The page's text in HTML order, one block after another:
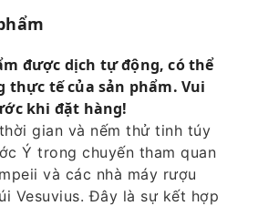
trình sản xuất rượu vang.
khung cảnh Vịnh Naples
nho xung quanh.
thêm tour tham quan có
tại Pompeii và vé ưu tiên
hàng.
được dịch tự động, có thể
thực tế của sản phẩm. Vui
khi đặt hàng!
gian và nếm thử tinh túy
Ý trong chuyến tham quan
và các nhà máy rượu
Vesuvius. Đây là sự kết hợp